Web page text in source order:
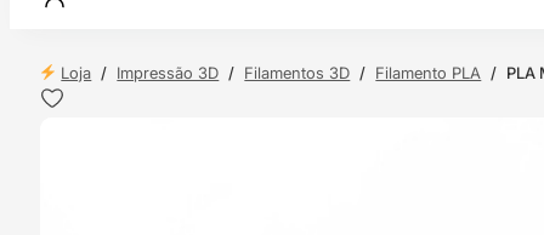
Loja / Impressão 3D / Filamentos 3D / Filamento PLA / PLA